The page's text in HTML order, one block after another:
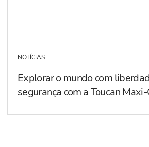
NOTÍCIAS
Explorar o mundo com
segurança com a Toucan Maxi-